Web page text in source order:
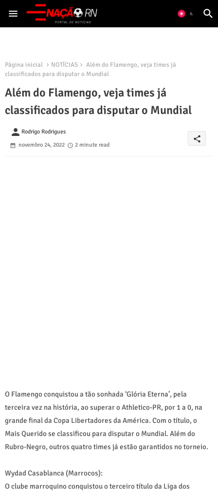
Página inicial NOTÍCIAS
Além do Flamengo, veja times já
classificados para disputar o Mundial
Além do Flamengo, veja times já
classificados para disputar o Mundial
person Rodrigo Rodrigues
novembro 24, 2022
2 minute read
share
O Flamengo conquistou a tão sonhada ‘Glória Eterna’, pela
terceira vez na história, ao superar o Athletico-PR, por 1 a 0, na
grande final da Copa Libertadores da América. Com o título, o
Mais Querido se classificou para disputar o Mundial. Além do
Rubro-Negro, outros quatro times já estão garantidos no torneio.
Wydad Casablanca (Marrocos):
O clube marroquino conquistou o terceiro título da Liga dos